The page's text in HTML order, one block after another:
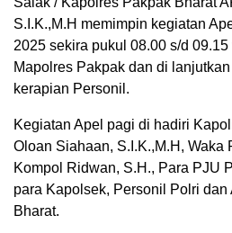
S.I.K.,M.H memimpin kegiatan
2025 sekira pukul 08.00 s/d
Mapolres Pakpak dan di
kerapian Personil.
Kegiatan Apel pagi di hadiri
Oloan Siahaan, S.I.K.,M.H, Waka
Kompol Ridwan, S.H., Para PJU
para Kapolsek, Personil Polri
Bharat.